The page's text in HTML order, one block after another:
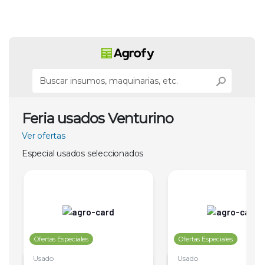
Feria usados Venturino
Ver ofertas
Especial usados seleccionados
Ofertas Especiales
Usado
Ofertas Especiales
Usado